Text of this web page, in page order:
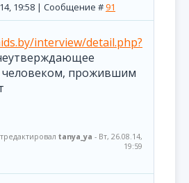
19:58 | Сообщение #91
interview/detail.php?
человеком, прожившим
tanya_ya - Вт, 26.08.14,
19:59